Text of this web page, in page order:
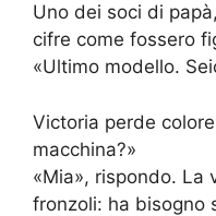
Uno dei soci di
cifre come fossero
«Ultimo modello.
Victoria perde
macchina?»
«Mia», rispondo. La
fronzoli: ha bisogno